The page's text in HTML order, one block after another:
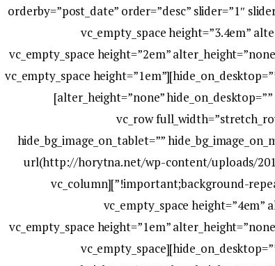
orderby=”post_date” order=”desc” slider=”1″
count=”3″ columns=”1″][vc_empty_space
hide_on_notebook=”” hide_on_tablet=”” hide_on_mobile=””][vc_empty_space height=”2em”
hide_on_desktop=”” hide_on_notebook=”” hide_on_tablet=”” hide_on_mobile=”1″][vc_empty_space height=”1em”
alter_height=”none” hide_on_desktop=”” hide_on_notebook=”” hide_on_tablet=”1″ hide_on_mobile=”1″]
[/trx_sc_content][/vc_column][/vc_row][vc_row
hide_bg_image_on_tablet=””
url(http://horytna.net/wp-content/uploads/
!important;background-repeat: no-repeat !important;background-size: cover !important;}”][vc_column
icons_position=”left”][vc_empty_space
hide_on_notebook=”” hide_on_tablet=”” hide_on_mobile=””][vc_empty_space height=”1em”
hide_on_desktop=”” hide_on_notebook=”” hide_on_tablet=”” hide_on_mobile=”1″][vc_empty_space